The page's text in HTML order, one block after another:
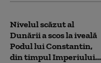
Nivelul scăzut al
Dunării a scos la iveală
Podul lui Constantin,
din timpul Imperiului...